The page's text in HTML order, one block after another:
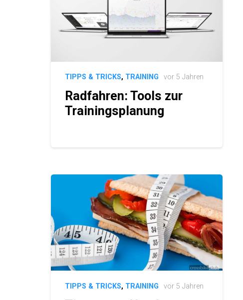
TIPPS & TRICKS, TRAINING vor 5 Jahren
Radfahren: Tools zur
Trainingsplanung
TIPPS & TRICKS, TRAINING vor 5 Jahren